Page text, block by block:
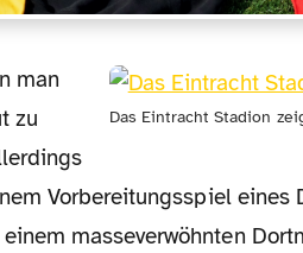
Das Eintracht Stadion
zu
Vorbereitungsspiel
masseverwöhnten